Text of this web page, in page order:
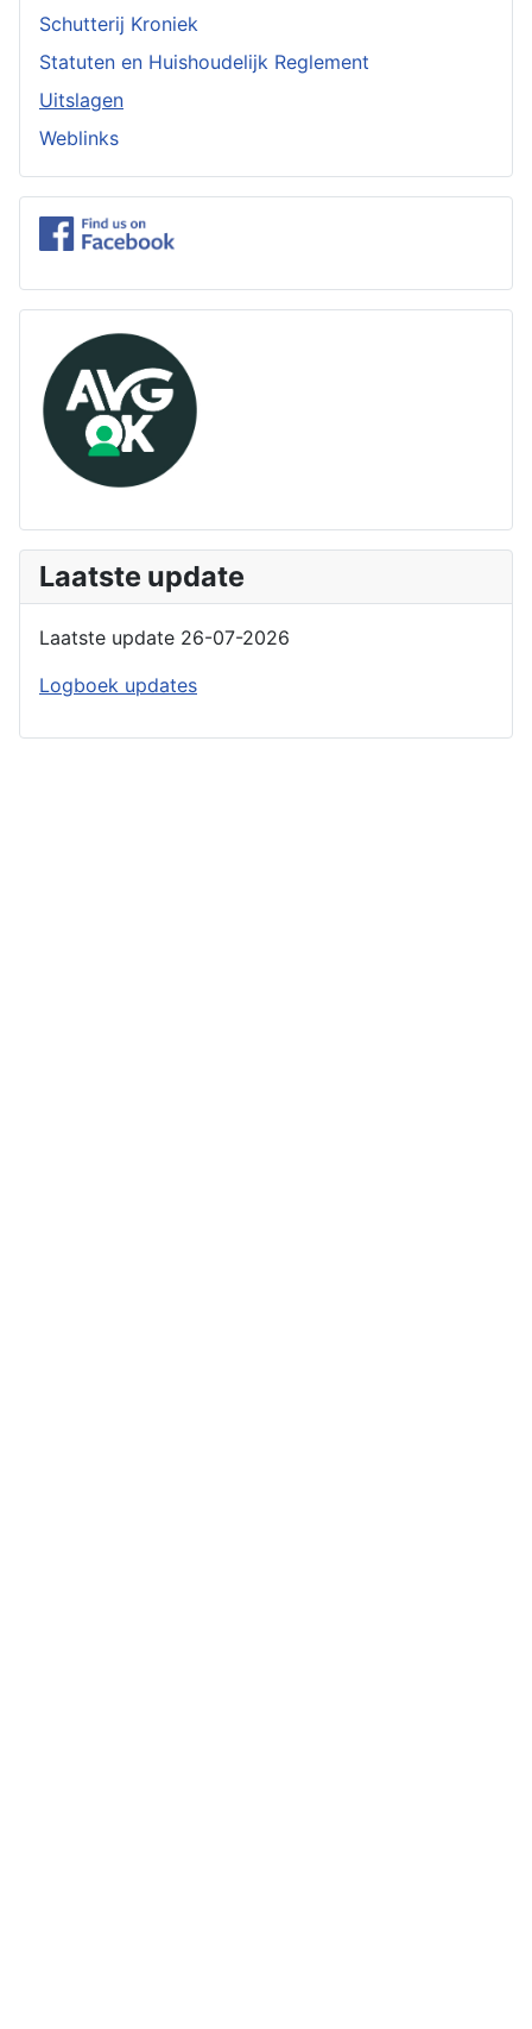
Schutterij Kroniek
Statuten en Huishoudelijk Reglement
Uitslagen
Weblinks
Laatste update
Laatste update 26-07-2026
Logboek updates